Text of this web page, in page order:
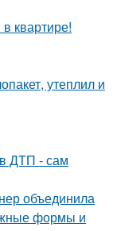
квартире!
утеплил и
ДТП - сам
объединила
формы и